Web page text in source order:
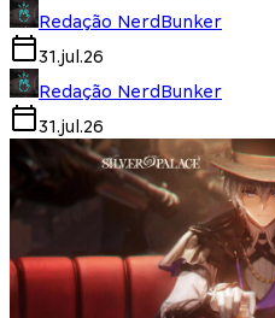
Redação NerdBunker
31.jul.26
Redação NerdBunker
31.jul.26